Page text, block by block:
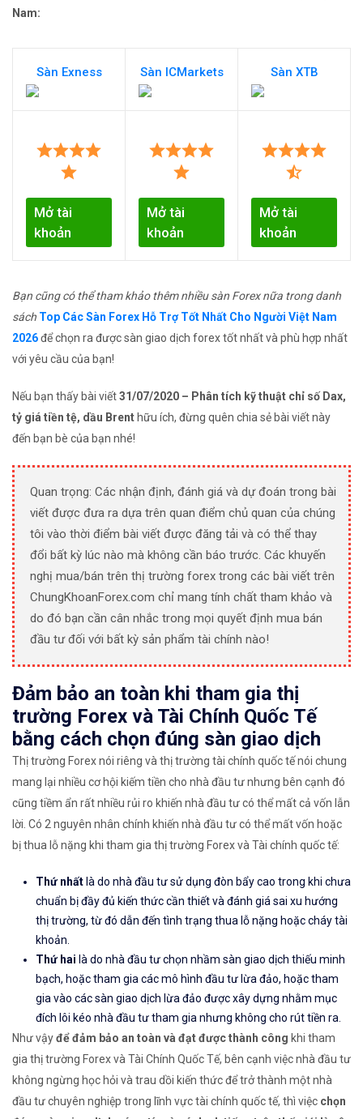
Nam:
Sàn Exness Sàn ICMarkets Sàn XTB
Mở tài
khoản
Mở tài
khoản
Mở tài
khoản
Bạn cũng có thể tham khảo thêm nhiều sàn Forex nữa trong danh
sách Top Các Sàn Forex Hỗ Trợ Tốt Nhất Cho Người Việt Nam
2026để chọn ra được sàn giao dịch forex tốt nhất và phù hợp nhất
với yêu cầu của bạn!
Nếu bạn thấy bài viết31/07/2020 – Phân tích kỹ thuật chỉ số Dax,
tỷ giá tiền tệ, dầu Brent hữu ích, đừng quên chia sẻ bài viết này
đến bạn bè của bạn nhé!
Quan trọng: Các nhận định, đánh giá và dự đoán trong bài
viết được đưa ra dựa trên quan điểm chủ quan của chúng
tôi vào thời điểm bài viết được đăng tải và có thể thay
đổi bất kỳ lúc nào mà không cần báo trước. Các khuyến
nghị mua/bán trên thị trường forex trong các bài viết trên
ChungKhoanForex.com chỉ mang tính chất tham khảo và
do đó bạn cần cân nhắc trong mọi quyết định mua bán
đầu tư đối với bất kỳ sản phẩm tài chính nào!
Đảm bảo an toàn khi tham gia thị
trường Forex và Tài Chính Quốc Tế
bằng cách chọn đúng sàn giao dịch
Thị trường Forex nói riêng và thị trường tài chính quốc tế nói chung
mang lại nhiều cơ hội kiếm tiền cho nhà đầu tư nhưng bên cạnh đó
cũng tiềm ẩn rất nhiều rủi ro khiến nhà đầu tư có thể mất cả vốn lẫn
lời. Có 2 nguyên nhân chính khiến nhà đầu tư có thể mất vốn hoặc
bị thua lỗ nặng khi tham gia thị trường Forex và Tài chính quốc tế:
Thứ nhất là do nhà đầu tư sử dụng đòn bẩy cao trong khi chưa
chuẩn bị đầy đủ kiến thức cần thiết và đánh giá sai xu hướng
thị trường, từ đó dẫn đến tình trạng thua lỗ nặng hoặc cháy tài
khoản.
Thứ hai là do nhà đầu tư chọn nhầm sàn giao dịch thiếu minh
bạch, hoặc tham gia các mô hình đầu tư lừa đảo, hoặc tham
gia vào các sàn giao dịch lừa đảo được xây dựng nhằm mục
đích lôi kéo nhà đầu tư tham gia nhưng không cho rút tiền ra.
Như vậyđể đảm bảo an toàn và đạt được thành công khi tham
gia thị trường Forex và Tài Chính Quốc Tế, bên cạnh việc nhà đầu tư
không ngừng học hỏi và trau dồi kiến thức để trở thành một nhà
đầu tư chuyên nghiệp trong lĩnh vực tài chính quốc tế, thì việc chọn